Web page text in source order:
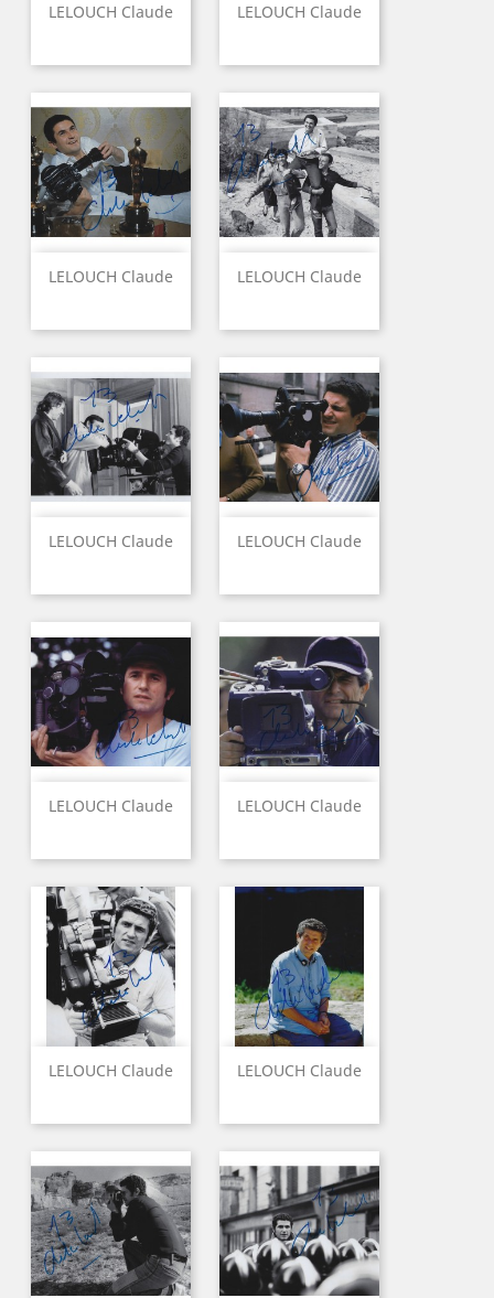
LELOUCH Claude LELOUCH Claude
LELOUCH Claude LELOUCH Claude
LELOUCH Claude LELOUCH Claude
LELOUCH Claude LELOUCH Claude
LELOUCH Claude LELOUCH Claude